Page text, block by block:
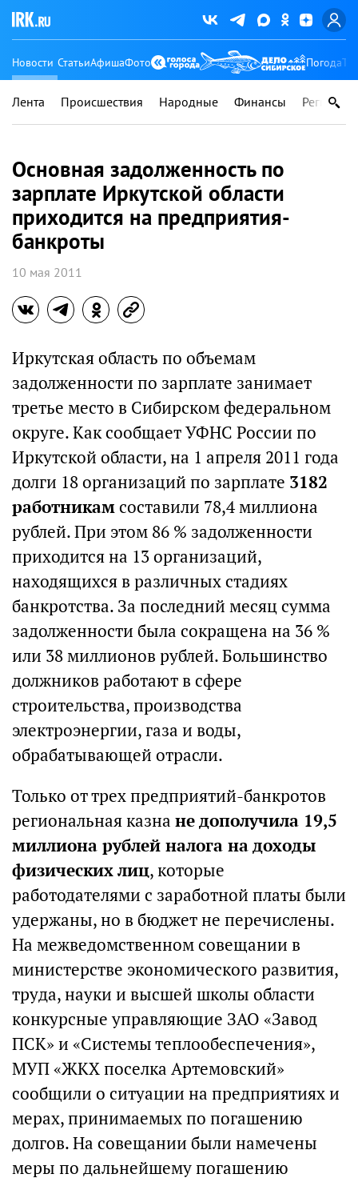
Новости СтатьиАфишаФото Погода
Лента Происшествия Народные Финансы Регионы
Основная задолженность по
зарплате Иркутской области
приходится на предприятия-
банкроты
10 мая 2011
Иркутская область по объемам
задолженности по зарплате занимает
третье место в Сибирском федеральном
округе. Как сообщает УФНС России по
Иркутской области, на 1 апреля 2011 года
долги 18 организаций по зарплате 3182
работникамсоставили 78,4 миллиона
рублей. При этом 86 % задолженности
приходится на 13 организаций,
находящихся в различных стадиях
банкротства. За последний месяц сумма
задолженности была сокращена на 36 %
или 38 миллионов рублей. Большинство
должников работают в сфере
строительства, производства
электроэнергии, газа и воды,
обрабатывающей отрасли.
Только от трех предприятий-банкротов
региональная казна не дополучила 19,5
миллиона рублей налога на доходы
физических лиц, которые
работодателями с заработной платы были
удержаны, но в бюджет не перечислены.
На межведомственном совещании в
министерстве экономического развития,
труда, науки и высшей школы области
конкурсные управляющие ЗАО «Завод
ПСК» и «Системы теплообеспечения»,
МУП «ЖКХ поселка Артемовский»
сообщили о ситуации на предприятиях и
мерах, принимаемых по погашению
долгов. На совещании были намечены
меры по дальнейшему погашению